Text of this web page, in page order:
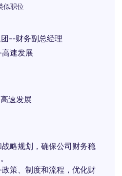
似职位
--财务副总经理
速发展
速发展
略规划，确保公司财务稳
策、制度和流程，优化财